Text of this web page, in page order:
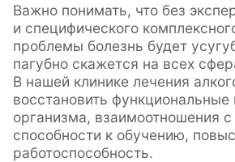
Важно понимать, что без
и специфического
проблемы болезнь будет
пагубно скажется на всех
В нашей клинике лечения
восстановить
организма, взаимоотношения
способности к обучению,
работоспособность.